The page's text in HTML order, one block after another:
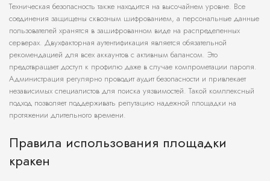
Техническая безопасность также находится на высочайнем уровне. Все
соединения защищены сквозным шифрованием, а персональные данные
пользователей хранятся в зашифрованном виде на распределенных
серверах. Двухфакторная аутентификация является обязательной
рекомендацией для всех аккаунтов с активным балансом. Это
предотвращает доступ к профилю даже в случае компрометации пароля.
Администрация регулярно проводит аудит безопасности и привлекает
независимых специалистов для поиска уязвимостей. Такой комплексный
подход позволяет поддерживать репутацию надежной площадки на
протяжении длительного времени.
Правила использования площадки
кракен